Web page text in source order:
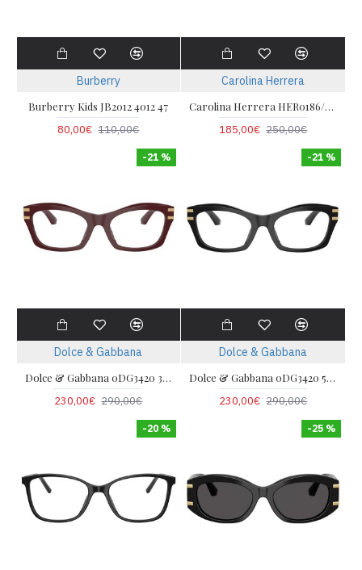
Burberry
Burberry Kids JB2012 4012 47
80,00€ 110,00€
Carolina Herrera
Carolina Herrera HER0186/S 80S 52
185,00€ 250,00€
-21 %
Dolce & Gabbana
Dolce & Gabbana 0DG3420 3091 54
230,00€ 290,00€
-21 %
Dolce & Gabbana
Dolce & Gabbana 0DG3420 501 54
230,00€ 290,00€
-20 % -25 %